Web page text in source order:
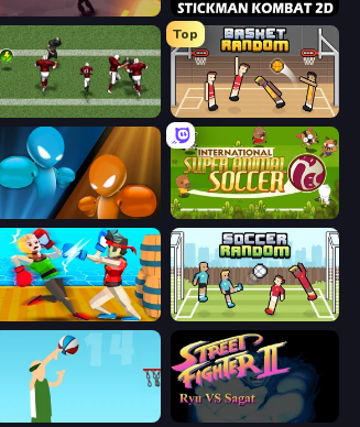
Cyber Rage: Retribution Stickman Kombat 2D
Return Man 2
Top
Basket Random
Drunken Boxing International Super Animal Soccer
Funny Ragdoll Wrestlers Soccer Random
Street Ball Jam Street Fighter 2